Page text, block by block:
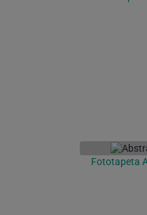
Fototapeta